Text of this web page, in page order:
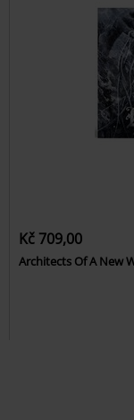
Kč 709,00
Architects Of A New